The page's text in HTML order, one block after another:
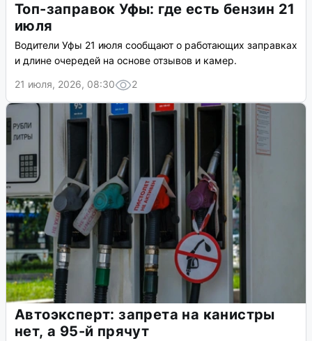
Топ-заправок Уфы: где есть бензин 21
июля
Водители Уфы 21 июля сообщают о работающих заправках
и длине очередей на основе отзывов и камер.
21 июля, 2026, 08:30
2
Автоэксперт: запрета на канистры
нет, а 95-й прячут